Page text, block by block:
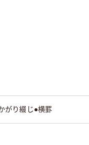
がり綴じ●横罫